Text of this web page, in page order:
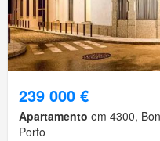
239 000 €
Apartamento em 4300,
Porto